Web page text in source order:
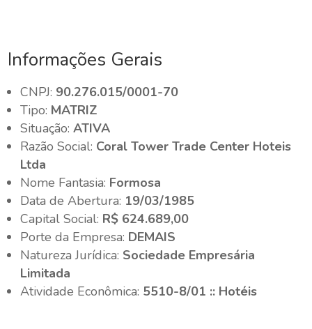
Informações Gerais
CNPJ: 90.276.015/0001-70
Tipo: MATRIZ
Situação:ATIVA
Razão Social: Coral Tower Trade Center Hoteis
Ltda
Nome Fantasia: Formosa
Data de Abertura: 19/03/1985
Capital Social: R$ 624.689,00
Porte da Empresa: DEMAIS
Natureza Jurídica: Sociedade Empresária
Limitada
Atividade Econômica: 5510-8/01 :: Hotéis